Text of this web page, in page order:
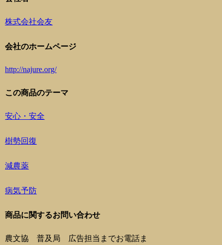
株式会社会友
会社のホームページ
http://najure.org/
この商品のテーマ
安心・安全
樹勢回復
減農薬
病気予防
商品に関するお問い合わせ
農文協 普及局 広告担当までお電話ま